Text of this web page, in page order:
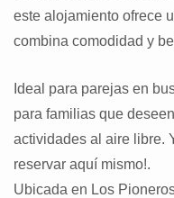
este alojamiento ofrece
combina comodidad y
Ideal para parejas en
para familias que
actividades al aire libre.
reservar aquí mismo!.
Ubicada en Los